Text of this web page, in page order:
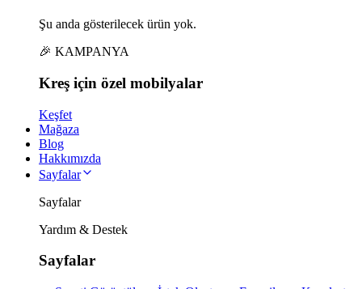
Şu anda gösterilecek ürün yok.
🎉 KAMPANYA
Kreş için özel mobilyalar
Keşfet
Mağaza
Blog
Hakkımızda
Sayfalar
Sayfalar
Yardım & Destek
Sayfalar